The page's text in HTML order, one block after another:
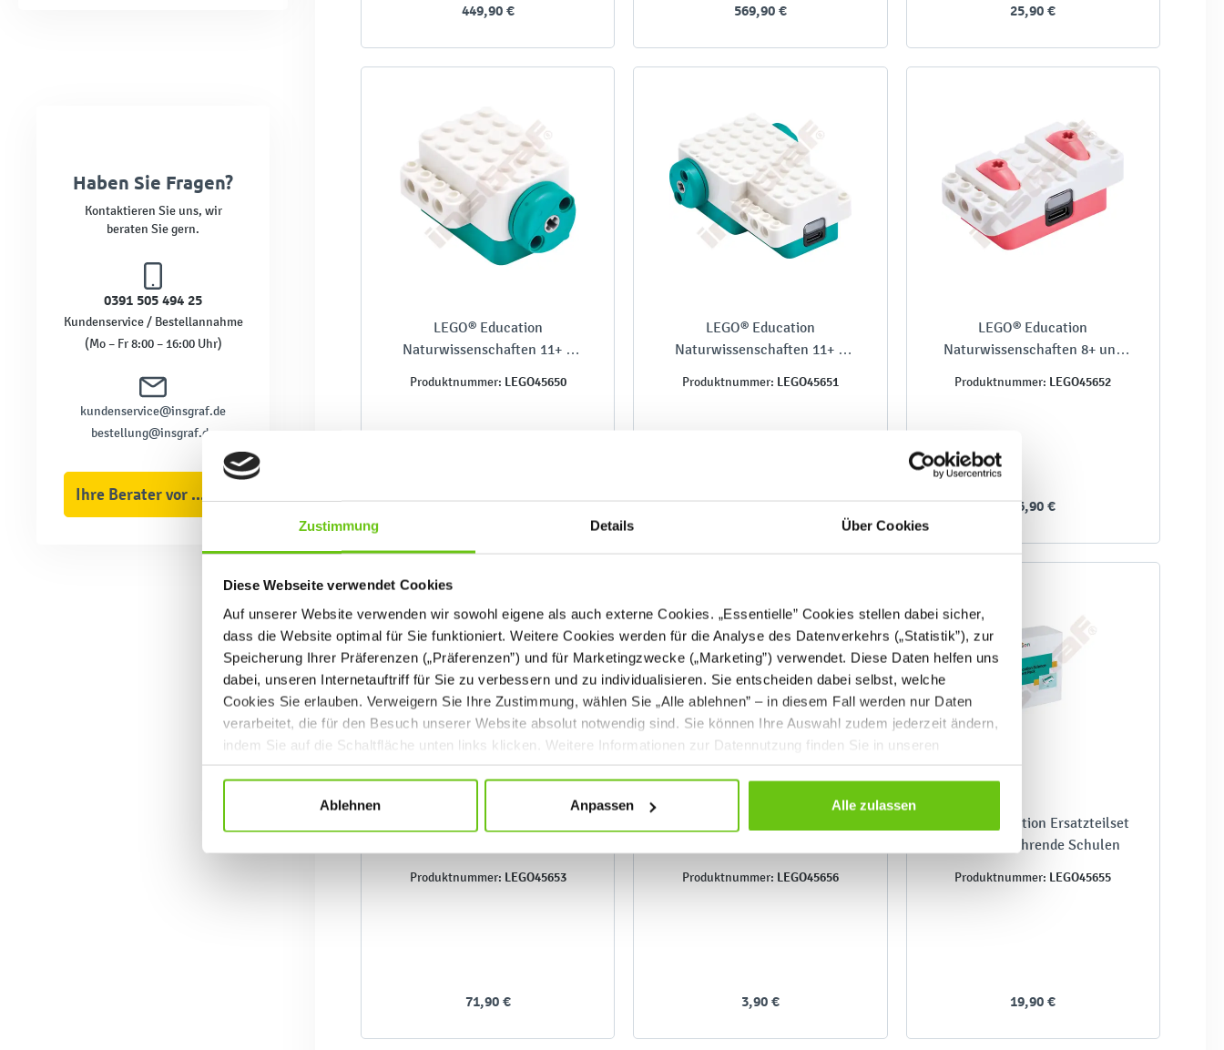
Zustimmung Details Über Cookies
Diese Webseite verwendet Cookies
Auf unserer Website verwenden wir sowohl eigene als auch externe Cookies. „Essentielle” Cookies stellen dabei sicher,
dass die Website optimal für Sie funktioniert. Weitere Cookies werden für die Analyse des Datenverkehrs („Statistik”), zur
Speicherung Ihrer Präferenzen („Präferenzen”) und für Marketingzwecke („Marketing”) verwendet. Diese Daten helfen uns
dabei, unseren Internetauftriff für Sie zu verbessern und zu individualisieren. Sie entscheiden dabei selbst, welche
Cookies Sie erlauben. Verweigern Sie Ihre Zustimmung, wählen Sie „Alle ablehnen” – in diesem Fall werden nur Daten
verarbeitet, die für den Besuch unserer Website absolut notwendig sind. Sie können Ihre Auswahl zudem jederzeit ändern,
indem Sie auf die Schaltfläche unten links klicken. Weitere Informationen zur Datennutzung finden Sie in unseren
Datenschutzrichtlinien.
Ablehnen Anpassen Alle zulassen
Haben Sie Fragen?
Kontaktieren Sie uns, wir
beraten Sie gern.
0391 505 494 25
Kundenservice / Bestellannahme
(Mo – Fr 8:00 – 16:00 Uhr)
kundenservice@insgraf.de
bestellung@insgraf.de
Ihre Berater vor Ort
449,90 € 569,90 € 25,90 €
LEGO® Education
Naturwissenschaften 11+ –
Produktnummer: LEGO45650
139,90 €
LEGO® Education
Naturwissenschaften 11+ –
Produktnummer: LEGO45651
149,90 €
LEGO® Education
Naturwissenschaften 8+ und
Produktnummer: LEGO45652
76,90 €
Produktnummer: LEGO45653
71,90 €
Produktnummer: LEGO45656
3,90 €
LEGO® Education Ersatzteilset
für weiterführende Schulen
Produktnummer: LEGO45655
19,90 €